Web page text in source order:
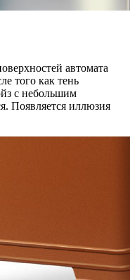
автомата
того как тень
с небольшим
Появляется иллюзия